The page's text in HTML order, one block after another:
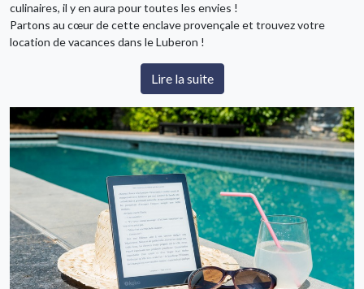
culinaires, il y en aura pour toutes les envies !
Partons au cœur de cette enclave provençale et trouvez votre
location de vacances dans le Luberon !
Lire la suite